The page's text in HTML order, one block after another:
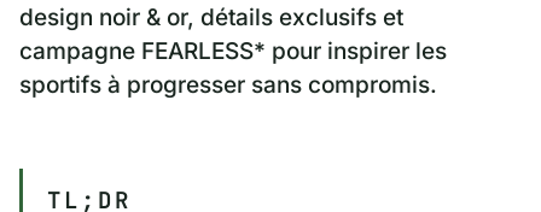
design noir & or, détails exclusifs et
campagne FEARLESS* pour inspirer les
sportifs à progresser sans compromis.
TL;DR